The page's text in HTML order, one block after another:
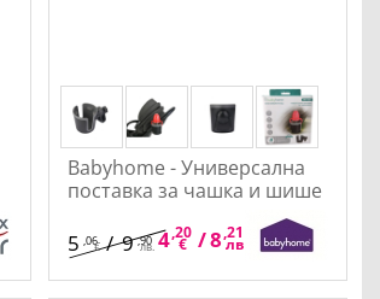
Babyhome - Универсална
поставка за чашка и шише
5 ,06€/9 ,90
лв. 4,20
€ /8,21
лв.